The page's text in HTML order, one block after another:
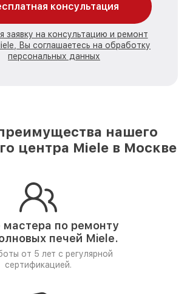
консультация
заявку на консультацию и ремонт
Вы соглашаетесь на обработку
персональных данных
нашего
центра Miele в Москве
по ремонту
печей Miele.
от 5 лет с регулярной
сертификацией.